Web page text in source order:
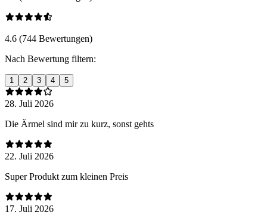
4.6 (744 Bewertungen)
Nach Bewertung filtern:
1 2 3 4 5
28. Juli 2026
Die Ärmel sind mir zu kurz, sonst gehts
22. Juli 2026
Super Produkt zum kleinen Preis
17. Juli 2026